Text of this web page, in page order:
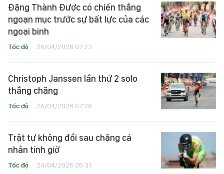
Đặng Thành Được có chiến thắng
ngoạn mục trước sự bất lực của các
ngoại binh
Tốc độ 26/04/2026 07:23
Christoph Janssen lần thứ 2 solo
thắng chặng
Tốc độ 25/04/2026 07:26
Trật tự không đổi sau chặng cá
nhân tính giờ
Tốc độ 24/04/2026 05:31